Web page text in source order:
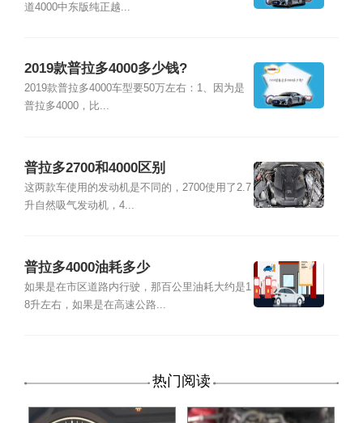
道4000中东版纯正越...
2019款普拉多4000多少钱?
2019款普拉多4000车型要50万左右：1、因为是
普拉多4000，比...
普拉多2700和4000区别
这两款车使用的发动机是不同的，2700使用了2.7
升自然吸气发动机，4...
普拉多4000油耗多少
如果是在市区道路内行驶，那百公里油耗大约是1
8升左右，如果是在高速公路...
热门阅读